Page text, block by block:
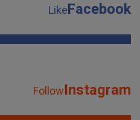
LikeFacebook
FollowInstagram